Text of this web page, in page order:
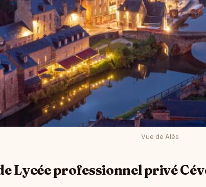
Vue de Alès
Lycée professionnel privé